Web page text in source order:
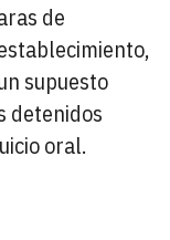
de
supuesto
detenidos
oral.